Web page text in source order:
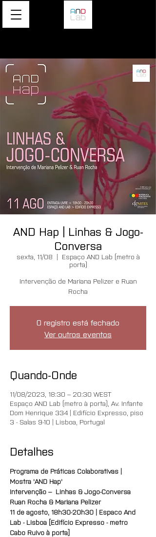
AND Hap | Linhas & Jogo-
Conversa
sexta, 11/08
  |
Espaço AND Lab (metro à
porta)
Intervenção de Mariana Pelizer e Ruan
Rocha
O registro está fechado
Ver outros eventos
Quando-Onde
11/08/2023, 18:30 – 20:30 WEST
Espaço AND Lab (metro à porta), Av. Infante
Dom Henrique 334 | Edifício Expresso, piso
3 - Salas 9-10 | Lisboa, Portugal
Detalhes
Programa de Práticas Colaborativas |
Mostra 'AND Hap'
Intervenção –  Linhas & Jogo-Conversa
Ruan Rocha & Mariana Pelizer
11 de agosto, 18h30-20h30 | Espaco And
Lab - Lisboa [Edifício Expresso - metro
Cabo Ruivo à porta]